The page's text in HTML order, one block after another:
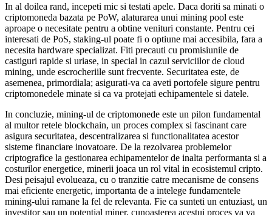
In al doilea rand, incepeti mic si testati apele. Daca doriti sa minati o
criptomoneda bazata pe PoW, alaturarea unui mining pool este
aproape o necesitate pentru a obtine venituri constante. Pentru cei
interesati de PoS, staking-ul poate fi o optiune mai accesibila, fara a
necesita hardware specializat. Fiti precauti cu promisiunile de
castiguri rapide si uriase, in special in cazul serviciilor de cloud
mining, unde escrocheriile sunt frecvente. Securitatea este, de
asemenea, primordiala; asigurati-va ca aveti portofele sigure pentru
criptomonedele minate si ca va protejati echipamentele si datele.
In concluzie, mining-ul de criptomonede este un pilon fundamental
al multor retele blockchain, un proces complex si fascinant care
asigura securitatea, descentralizarea si functionalitatea acestor
sisteme financiare inovatoare. De la rezolvarea problemelor
criptografice la gestionarea echipamentelor de inalta performanta si a
costurilor energetice, minerii joaca un rol vital in ecosistemul cripto.
Desi peisajul evolueaza, cu o tranzitie catre mecanisme de consens
mai eficiente energetic, importanta de a intelege fundamentele
mining-ului ramane la fel de relevanta. Fie ca sunteti un entuziast, un
investitor sau un potential miner, cunoasterea acestui proces va va